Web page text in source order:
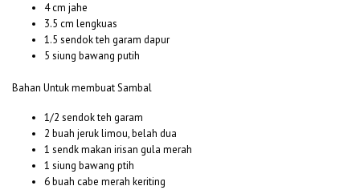
4 cm jahe
3.5 cm lengkuas
1.5 sendok teh garam dapur
5 siung bawang putih
Bahan Untuk membuat Sambal
1/2 sendok teh garam
2 buah jeruk limou, belah dua
1 sendk makan irisan gula merah
1 siung bawang ptih
6 buah cabe merah keriting